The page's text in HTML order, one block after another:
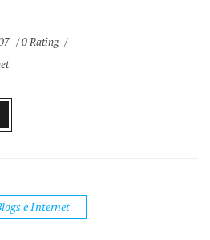
0 Rating
e Internet